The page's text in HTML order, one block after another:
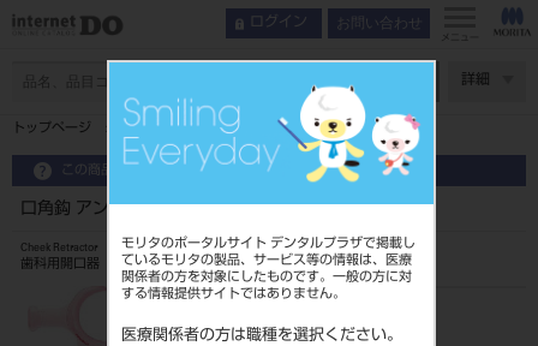
モリタのポータルサイト デンタルプラザで掲載し
ているモリタの製品、サービス等の情報は、医療
関係者の方を対象にしたものです。一般の方に対
する情報提供サイトではありません。
医療関係者の方は職種を選択ください。
ログイン お問い合わせ
メニュー
詳細
トップページ 口角鈎 アングルワイダー 小児用（ピンク） 2入
この商品に関するお問い合わせ
口角鈎 アングルワイダー 小児用（ピンク） 2入
Cheek Retractor
歯科用開口器
201510119